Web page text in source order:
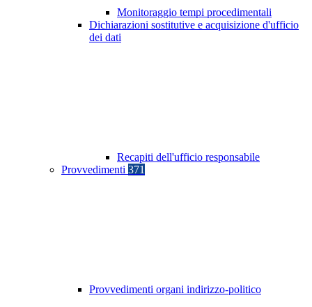
Monitoraggio tempi procedimentali
Dichiarazioni sostitutive e acquisizione d'ufficio
dei dati
Recapiti dell'ufficio responsabile
Provvedimenti 371
Provvedimenti organi indirizzo-politico